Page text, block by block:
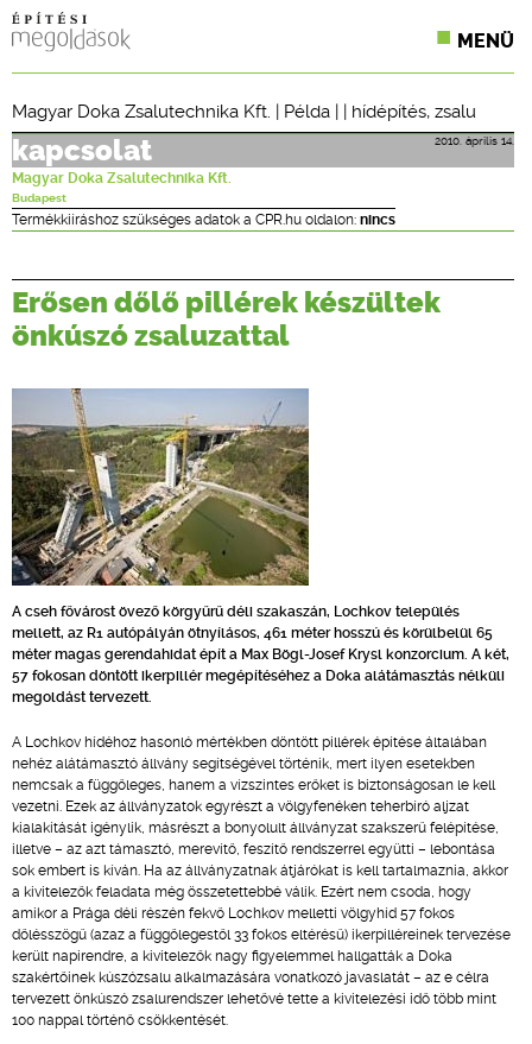
MENÜ
ONLINE KÉPZÉSEK
Magyar Doka Zsalutechnika Kft. | Példa | | hídépítés, zsalu
2010. április 14.
kapcsolat
Magyar Doka Zsalutechnika Kft.
Budapest
Termékkiíráshoz szükséges adatok a CPR.hu oldalon: nincs
Erősen dőlő pillérek készültek
önkúszó zsaluzattal
A cseh fővárost övező körgyűrű déli szakaszán, Lochkov település
mellett, az R1 autópályán ötnyílásos, 461 méter hosszú és körülbelül 65
méter magas gerendahidat épít a Max Bögl-Josef Krysl konzorcium. A két,
57 fokosan döntött ikerpillér megépítéséhez a Doka alátámasztás nélküli
megoldást tervezett.
A Lochkov hídéhoz hasonló mértékben döntött pillérek építése általában
nehéz alátámasztó állvány segítségével történik, mert ilyen esetekben
nemcsak a függőleges, hanem a vízszintes erőket is biztonságosan le kell
vezetni. Ezek az állványzatok egyrészt a völgyfenéken teherbíró aljzat
kialakítását igénylik, másrészt a bonyolult állványzat szakszerű felépítése,
illetve – az azt támasztó, merevítő, feszítő rendszerrel együtti – lebontása
sok embert is kíván. Ha az állványzatnak átjárókat is kell tartalmaznia, akkor
a kivitelezők feladata még összetettebbé válik. Ezért nem csoda, hogy
amikor a Prága déli részén fekvő Lochkov melletti völgyhíd 57 fokos
dőlésszögű (azaz a függőlegestől 33 fokos eltérésű) ikerpilléreinek tervezése
került napirendre, a kivitelezők nagy figyelemmel hallgatták a Doka
szakértőinek kúszózsalu alkalmazására vonatkozó javaslatát – az e célra
tervezett önkúszó zsalurendszer lehetővé tette a kivitelezési idő több mint
100 nappal történő csökkentését.